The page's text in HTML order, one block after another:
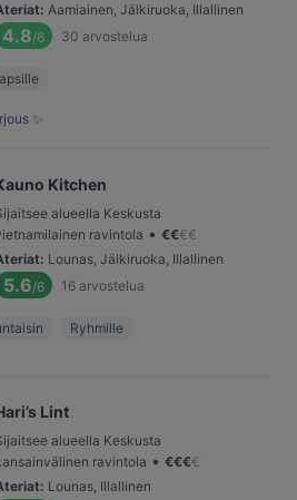
: Aamiainen, Jälkiruoka, Illallinen
4.8/6 30 arvostelua
✨
Kitchen
alueella Keskusta
ravintola • €€€€
: Lounas, Jälkiruoka, Illallinen
5.6/6 16 arvostelua
Ryhmille
Lint
alueella Keskusta
ravintola • €€€€
: Lounas, Illallinen